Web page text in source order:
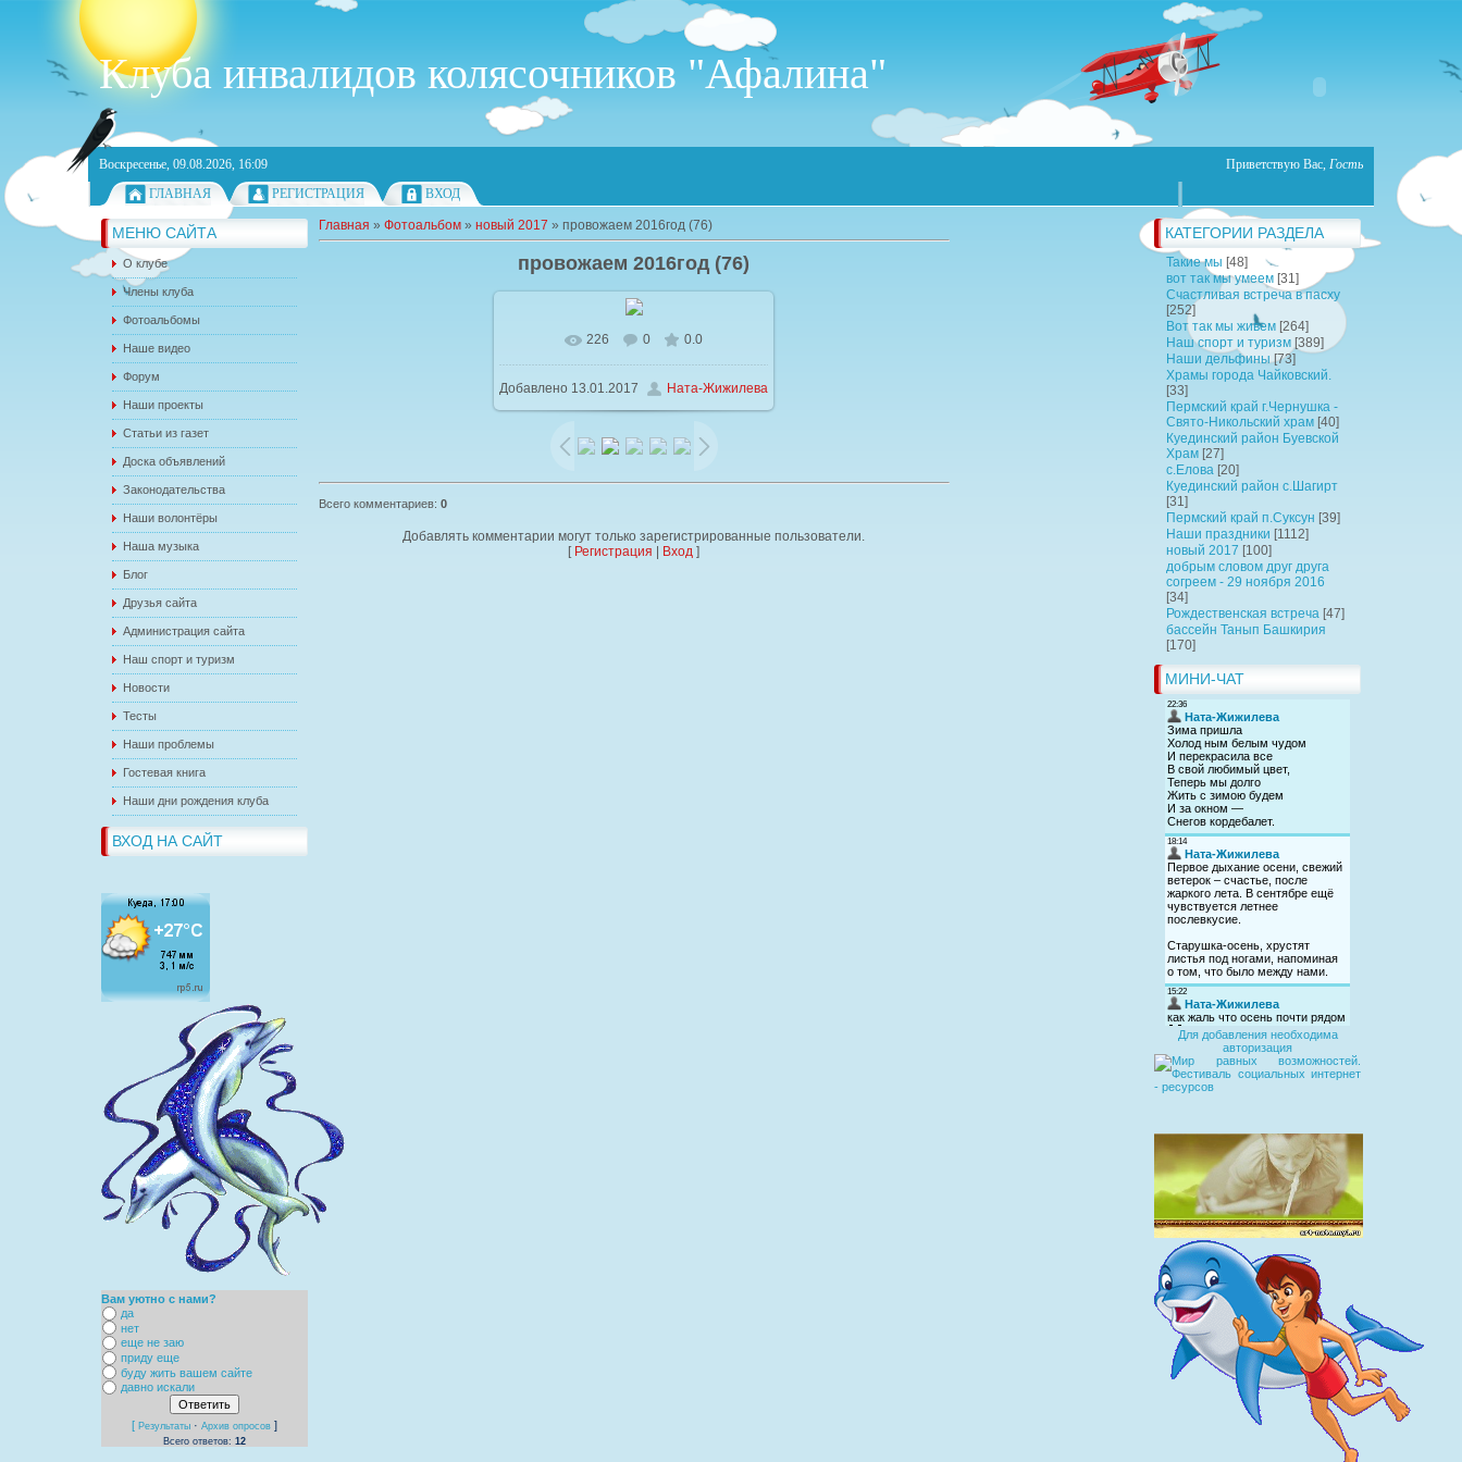
Клуба инвалидов колясочников "Афалина"
Воскресенье, 09.08.2026, 16:09 Приветствую Вас,Гость
ГЛАВНАЯ
РЕГИСТРАЦИЯ ВХОД
МЕНЮ САЙТА
О клубе
Члены клуба
Фотоальбомы
Наше видео
Форум
Наши проекты
Статьи из газет
Доска объявлений
Законодательства
Наши волонтёры
Наша музыка
Блог
Друзья сайта
Администрация сайта
Наш спорт и туризм
Новости
Тесты
Наши проблемы
Гостевая книга
Наши дни рождения клуба
ВХОД НА САЙТ
Вам уютно с нами?
да
нет
еще не заю
приду еще
буду жить вашем сайте
давно искали
[ Результаты· Архив опросов]
Всего ответов: 12
КАТЕГОРИИ РАЗДЕЛА
Такие мы [48]
вот так мы умеем [31]
Счастливая встреча в пасху
[252]
Вот так мы живем [264]
Наш спорт и туризм [389]
Наши дельфины [73]
Храмы города Чайковский.
[33]
Пермский край г.Чернушка -
Свято-Никольский храм [40]
Куединский район Буевской
Храм [27]
с.Елова [20]
Куединский район с.Шагирт
[31]
Пермский край п.Суксун [39]
Наши праздники [1112]
новый 2017 [100]
добрым словом друг друга
согреем - 29 ноября 2016
[34]
Рождественская встреча [47]
бассейн Танып Башкирия
[170]
МИНИ-ЧАТ
Для добавления необходима
авторизация
Главная » Фотоальбом» новый 2017 » провожаем 2016год (76)
провожаем 2016год (76)
В реальном размере 1024x768
121.5Kb
226 0 0.0
Добавлено 13.01.2017 Ната-Жижилева
Всего комментариев: 0
Добавлять комментарии могут только зарегистрированные пользователи.
[ Регистрация | Вход ]